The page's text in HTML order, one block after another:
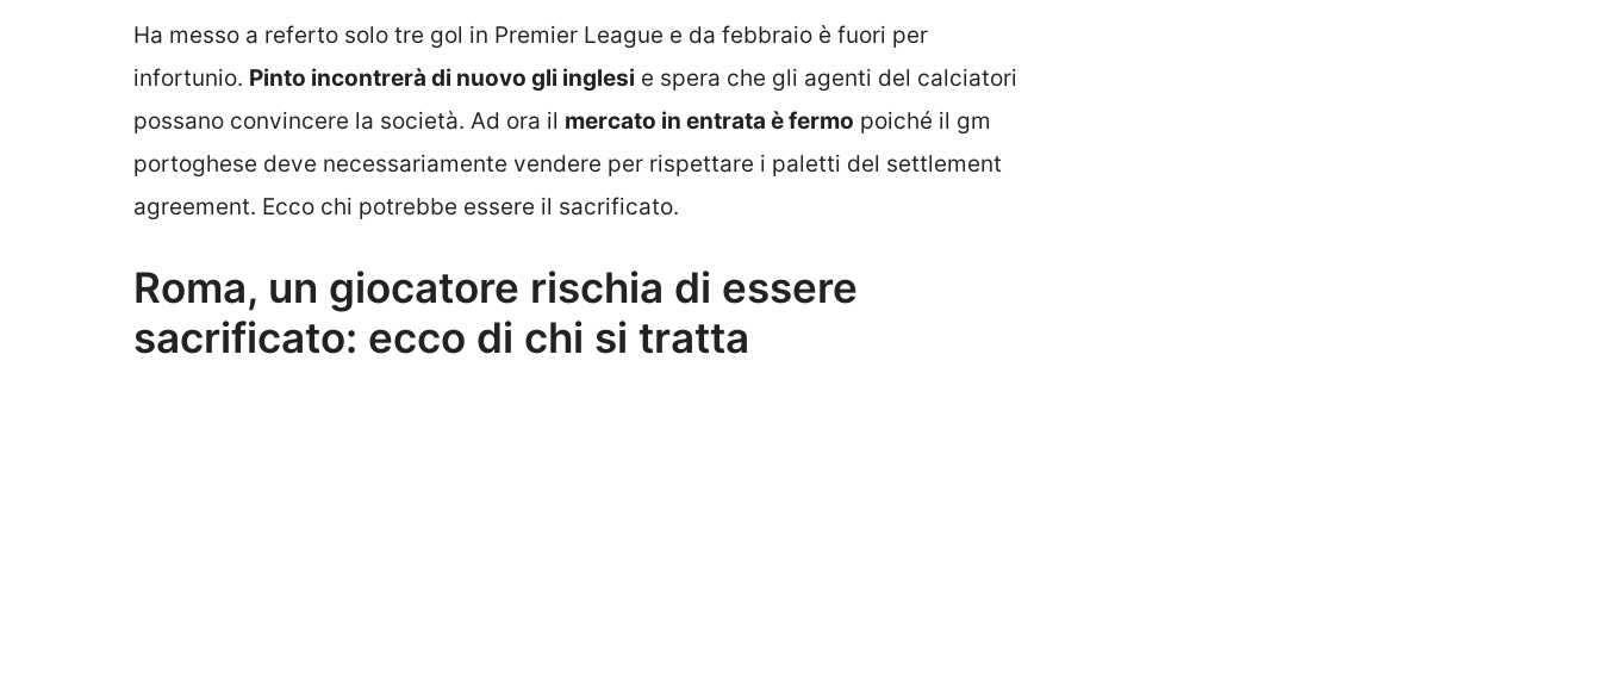
Ha messo a referto solo tre gol in Premier League e da febbraio è fuori per
infortunio. Pinto incontrerà di nuovo gli inglesi e spera che gli agenti del calciatori
possano convincere la società. Ad ora il mercato in entrata è fermo poiché il gm
portoghese deve necessariamente vendere per rispettare i paletti del settlement
agreement. Ecco chi potrebbe essere il sacrificato.
Roma, un giocatore rischia di essere
sacrificato: ecco di chi si tratta